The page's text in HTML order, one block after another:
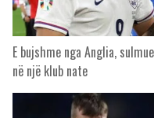
E bujshme nga Anglia,
në një klub nate